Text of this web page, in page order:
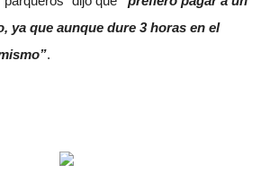
ya que aunque dure 3 horas en el
.